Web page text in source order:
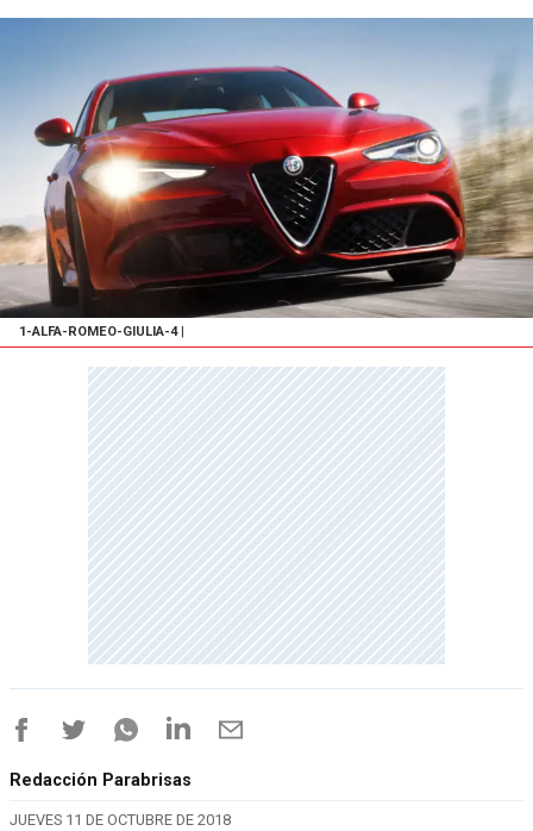
1-ALFA-ROMEO-GIULIA-4|
Redacción Parabrisas
JUEVES 11 DE OCTUBRE DE 2018